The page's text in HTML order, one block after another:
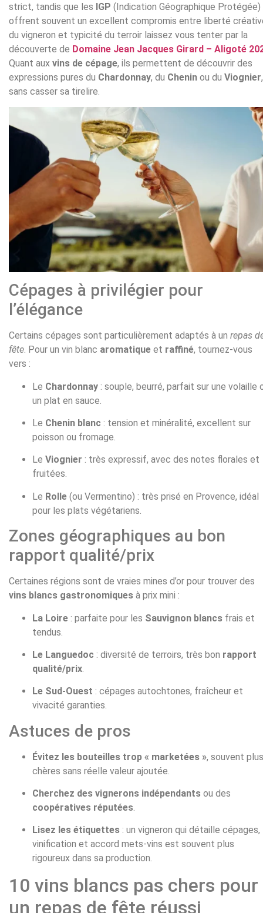
strict, tandis que les IGP (Indication Géographique Protégée)
offrent souvent un excellent compromis entre liberté
du vigneron et typicité du terroir laissez vous tenter par la
découverte de Domaine Jean Jacques Girard – Aligoté
Quant aux vins de cépage, ils permettent de découvrir des
expressions pures du Chardonnay, du Chenin ou du Viognier,
sans casser sa tirelire.
Cépages à privilégier pour
l’élégance
Certains cépages sont particulièrement adaptés à un repas
fête. Pour un vin blanc aromatique et raffiné, tournez-vous
vers :
Le Chardonnay : souple, beurré, parfait sur une volaille
un plat en sauce.
Le Chenin blanc : tension et minéralité, excellent sur
poisson ou fromage.
Le Viognier : très expressif, avec des notes florales et
fruitées.
Le Rolle (ou Vermentino) : très prisé en Provence, idéal
pour les plats végétariens.
Zones géographiques au bon
rapport qualité/prix
Certaines régions sont de vraies mines d’or pour trouver des
vins blancs gastronomiques à prix mini :
La Loire : parfaite pour les Sauvignon blancs frais et
tendus.
Le Languedoc : diversité de terroirs, très bon rapport
qualité/prix.
Le Sud-Ouest : cépages autochtones, fraîcheur et
vivacité garanties.
Astuces de pros
Évitez les bouteilles trop « marketées », souvent plus
chères sans réelle valeur ajoutée.
Cherchez des vignerons indépendants ou des
coopératives réputées.
Lisez les étiquettes : un vigneron qui détaille cépages,
vinification et accord mets-vins est souvent plus
rigoureux dans sa production.
10 vins blancs pas chers pour
un repas de fête réussi